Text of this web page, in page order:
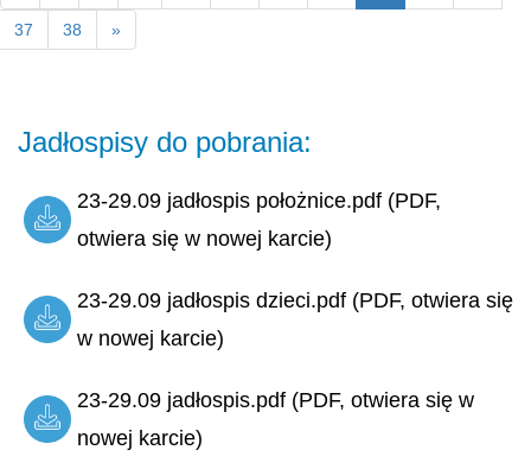
37 38 »
Jadłospisy do pobrania:
23-29.09 jadłospis położnice.pdf (PDF,
otwiera się w nowej karcie)
23-29.09 jadłospis dzieci.pdf (PDF, otwiera się
w nowej karcie)
23-29.09 jadłospis.pdf (PDF, otwiera się w
nowej karcie)